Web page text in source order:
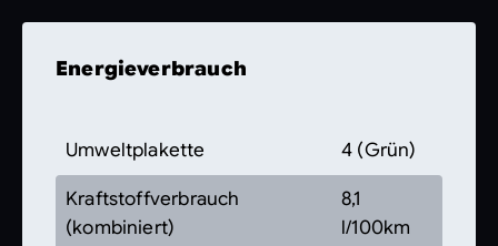
Energieverbrauch
Umweltplakette 4 (Grün)
Kraftstoffverbrauch
(kombiniert)
8,1
l/100km